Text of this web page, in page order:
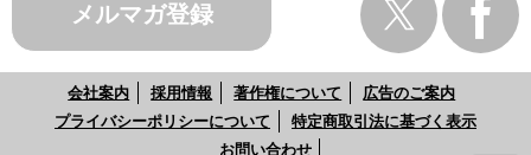
メルマガ登録
会社案内 採用情報 著作権について
広告のご案内
プライバシーポリシーについて
特定商取引法に基づく表示
お問い合わせ